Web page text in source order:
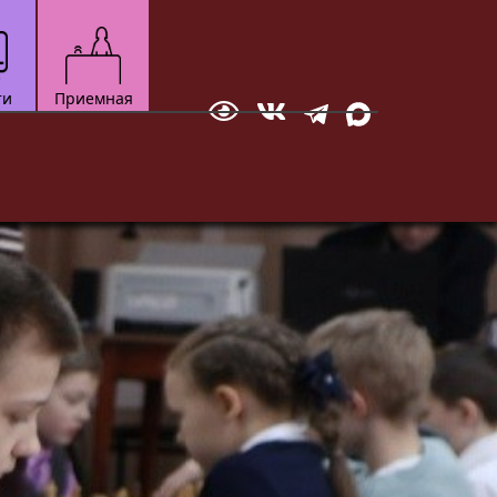
многоборье
атлетика
аэробика
Приемная